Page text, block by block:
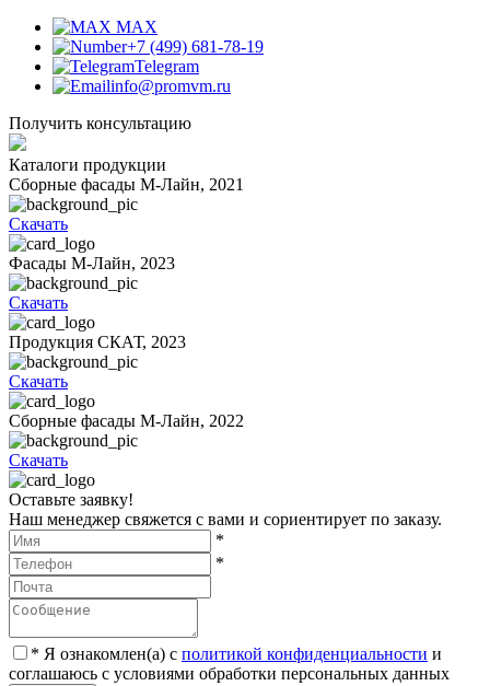
MAX
+7 (499) 681-78-19
Telegram
info@promvm.ru
Получить консультацию
Каталоги продукции
Сборные фасады М-Лайн, 2021
Скачать
Фасады М-Лайн, 2023
Скачать
Продукция СКАТ, 2023
Скачать
Сборные фасады М-Лайн, 2022
Скачать
Оставьте заявку!
Наш менеджер свяжется с вами и сориентирует по заказу.
*
*
* Я ознакомлен(а) с политикой конфиденциальности и
соглашаюсь с условиями обработки персональных данных